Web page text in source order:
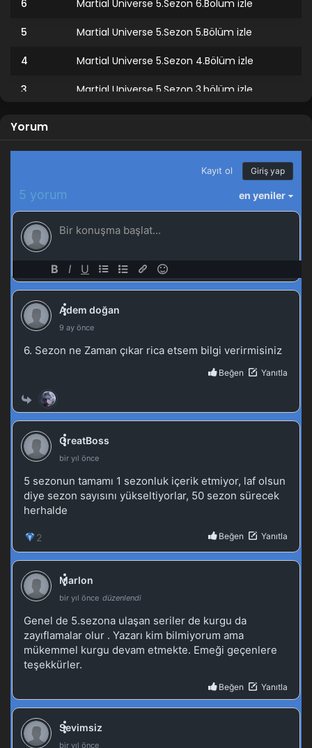
6 Martial Universe 5.Sezon 6.Bölüm izle
5 Martial Universe 5.Sezon 5.Bölüm izle
4 Martial Universe 5.Sezon 4.Bölüm izle
3 Martial Universe 5.Sezon 3.bölüm izle
Yorum